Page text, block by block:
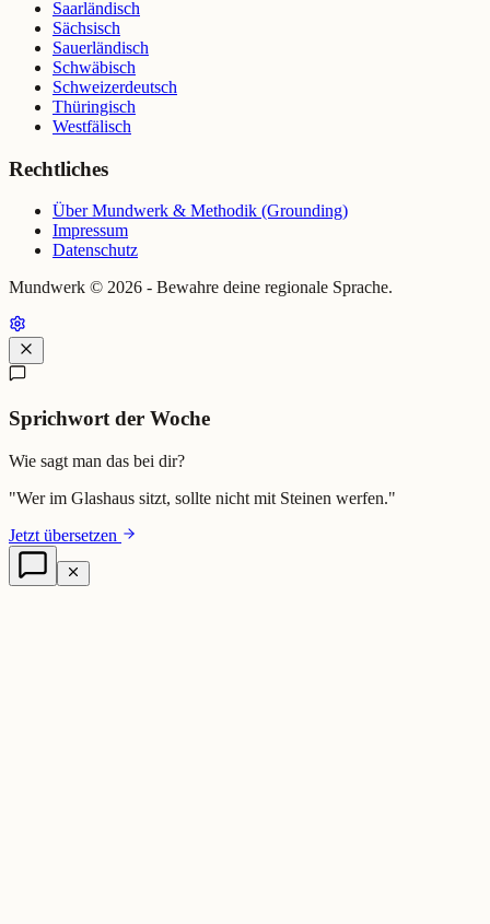
Saarländisch
Sächsisch
Sauerländisch
Schwäbisch
Schweizerdeutsch
Thüringisch
Westfälisch
Rechtliches
Über Mundwerk & Methodik (Grounding)
Impressum
Datenschutz
Mundwerk © 2026 - Bewahre deine regionale Sprache.
Sprichwort der Woche
Wie sagt man das bei dir?
"Wer im Glashaus sitzt, sollte nicht mit Steinen werfen."
Jetzt übersetzen